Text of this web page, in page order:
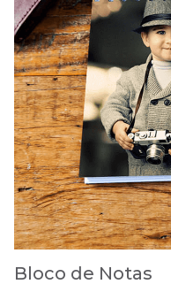
Bloco de Notas